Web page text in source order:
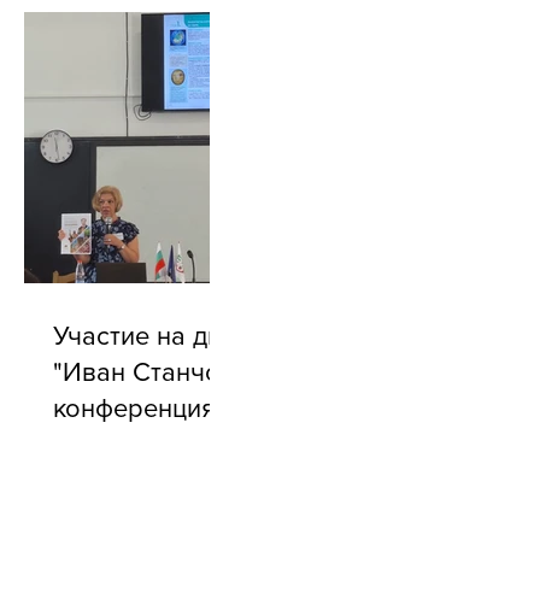
Участие на директора на БУ
"Иван Станчов" в годишната
конференция на АБУЧ